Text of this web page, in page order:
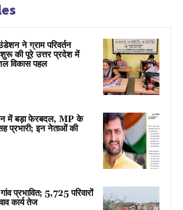
ने ग्राम परिवर्तन
की पूरे उत्तर प्रदेश में
विकास पहल
में बड़ा फेरबदल, MP के
प्रभारी; इन नेताओं की
प्रभावित; 5,725 परिवारों
कार्य तेज